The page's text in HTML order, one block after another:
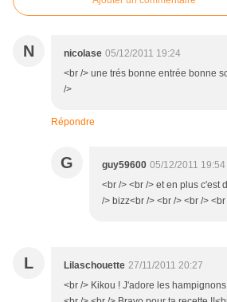
N nicolase 05/12/2011 19:24
<br /> une trés bonne entrée bonne
/>
Répondre
G guy59600 05/12/2011 19:54
<br /> <br /> et en plus c'est
/> bizz<br /> <br /> <br /> <br
L Lilaschouette 27/11/2011 20:27
<br /> Kikou ! J'adore les